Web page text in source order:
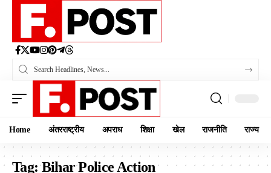
Home अंतरराष्ट्रीय अपराध शिक्षा खेल राजनीति राज्य
Tag:Bihar Police Action